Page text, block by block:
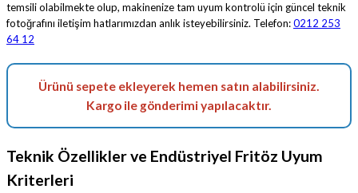
temsili olabilmekte olup, makinenize tam uyum kontrolü için güncel teknik
fotoğrafını iletişim hatlarımızdan anlık isteyebilirsiniz. Telefon:0212 253
64 12
Ürünü sepete ekleyerek hemen satın alabilirsiniz.
Kargo ile gönderimi yapılacaktır.
Teknik Özellikler ve Endüstriyel Fritöz Uyum
Kriterleri